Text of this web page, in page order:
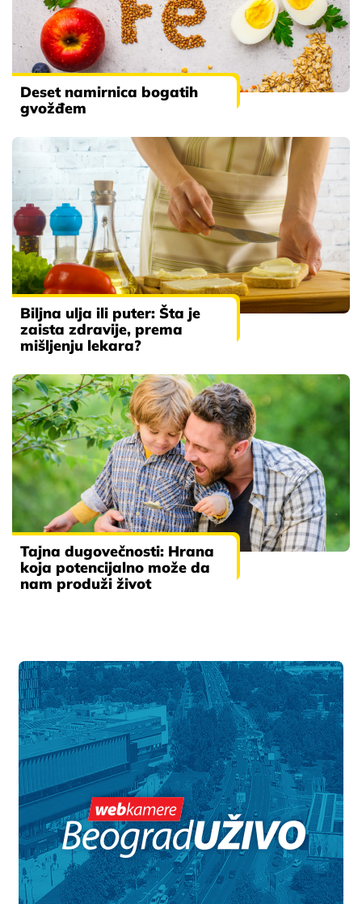
Deset namirnica bogatih
gvožđem
Biljna ulja ili puter: Šta je
zaista zdravije, prema
mišljenju lekara?
Tajna dugovečnosti: Hrana
koja potencijalno može da
nam produži život